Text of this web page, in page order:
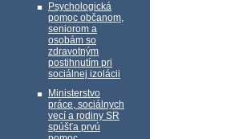
Psychologická
pomoc občanom,
seniorom a
osobám so
zdravotným
postihnutím pri
sociálnej izolácii
Ministerstvo
práce, sociálnych
vecí a rodiny SR
spúšťa prvú